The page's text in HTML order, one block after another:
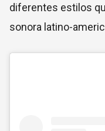
diferentes estilos
sonora latino-